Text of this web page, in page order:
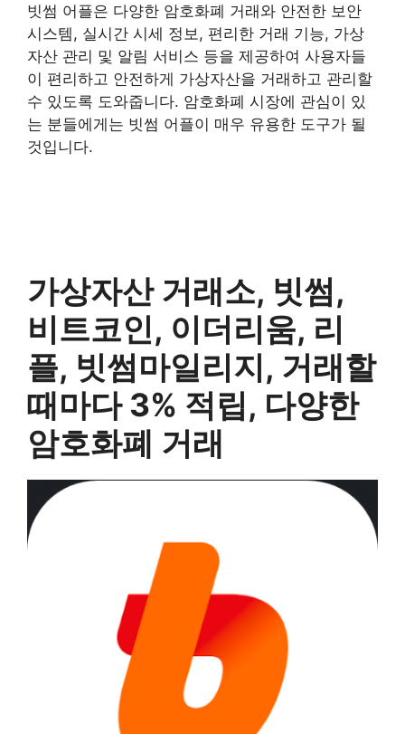
빗썸 어플은 다양한 암호화폐 거래와 안전한 보안
시스템, 실시간 시세 정보, 편리한 거래 기능, 가상
자산 관리 및 알림 서비스 등을 제공하여 사용자들
이 편리하고 안전하게 가상자산을 거래하고 관리할
수 있도록 도와줍니다. 암호화폐 시장에 관심이 있
는 분들에게는 빗썸 어플이 매우 유용한 도구가 될
것입니다.
가상자산 거래소, 빗썸,
비트코인, 이더리움, 리
플, 빗썸마일리지, 거래할
때마다 3% 적립, 다양한
암호화폐 거래